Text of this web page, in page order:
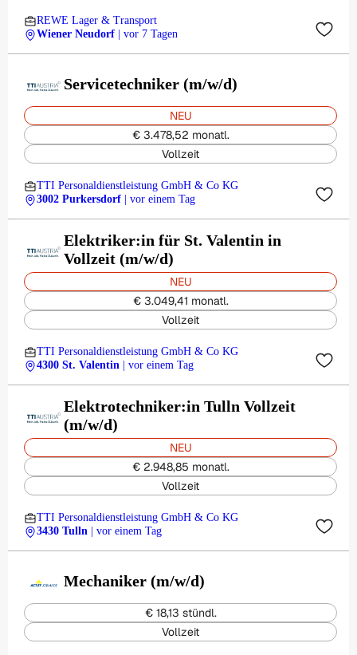
REWE Lager & Transport
Wiener Neudorf
| vor 7 Tagen
Servicetechniker (m/w/d)
NEU
€ 3.478,52 monatl.
Vollzeit
TTI Personaldienstleistung GmbH & Co KG
3002 Purkersdorf
| vor einem Tag
Elektriker:in für St. Valentin in
Vollzeit (m/w/d)
NEU
€ 3.049,41 monatl.
Vollzeit
TTI Personaldienstleistung GmbH & Co KG
4300 St. Valentin
| vor einem Tag
Elektrotechniker:in Tulln Vollzeit
(m/w/d)
NEU
€ 2.948,85 monatl.
Vollzeit
TTI Personaldienstleistung GmbH & Co KG
3430 Tulln
| vor einem Tag
Mechaniker (m/w/d)
€ 18,13 stündl.
Vollzeit